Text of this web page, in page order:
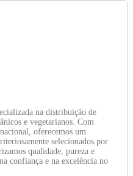
na distribuição de
e vegetarianos. Com
oferecemos um
selecionados por
qualidade, pureza e
confiança e na excelência no